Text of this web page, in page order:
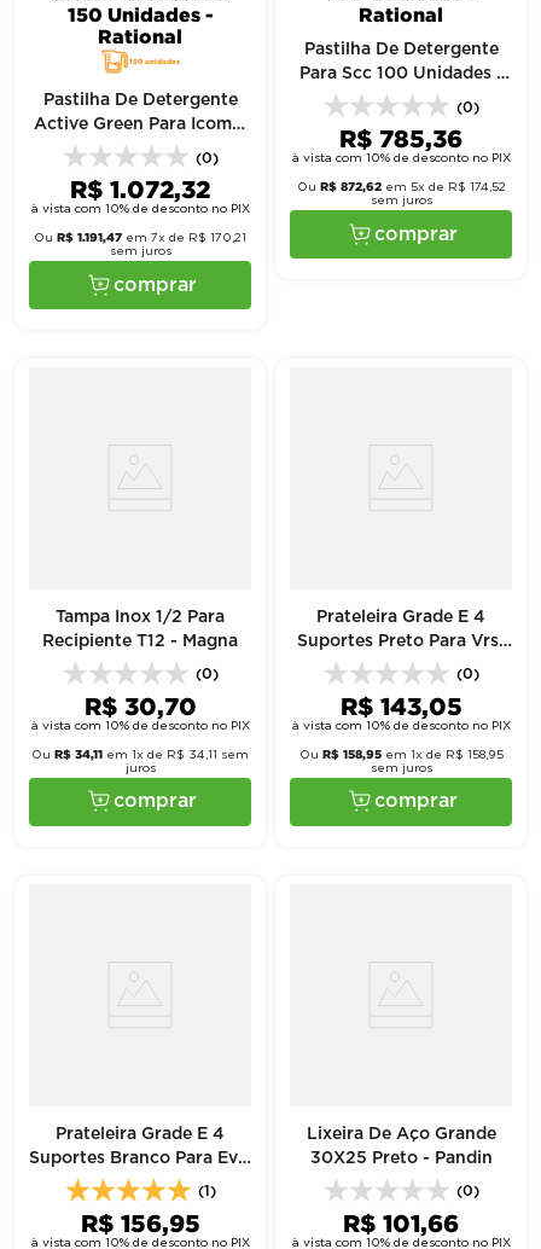
150 unidades
Pastilha De Detergente
Active Green Para Icombi
150 Unidades - Rational
(0)
R$ 1.072,32
à vista com 10% de desconto no PIX
Ou R$ 1.191,47 em 7x de R$ 170 ,21
sem juros
comprar
Pastilha De Detergente
Para Scc 100 Unidades -
Rational
(0)
R$ 785,36
à vista com 10% de desconto no PIX
Ou R$ 872,62em 5x de R$ 174 ,52
sem juros
comprar
Tampa Inox 1/2 Para
Recipiente T12 - Magna
(0)
R$ 30,70
à vista com 10% de desconto no PIX
Ou R$ 34,11 em 1 x de R$ 34 11 sem
juros
comprar
Prateleira Grade E 4
Suportes Preto Para Vrs-
19 E Ccv-355 - Imbera
(0)
R$ 143,05
à vista com 10% de desconto no PIX
Ou R$ 158,95em 1 x de R$ 158, 95
sem juros
comprar
Prateleira Grade E 4
Suportes Branco Para Evf-
19 E Evz-21 - Imbera
(1)
R$ 156,95
à vista com 10% de desconto no PIX
Lixeira De Aço Grande
30X25 Preto - Pandin
(0)
R$ 101,66
à vista com 10% de desconto no PIX